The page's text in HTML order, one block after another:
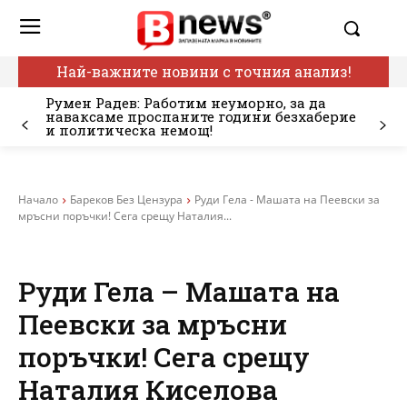
Най-важните новини с точния анализ!
Румен Радев: Работим неуморно, за да
наваксаме проспаните години безхаберие
и политическа немощ!
Начало Бареков Без Цензура
Руди Гела - Машата на Пеевски за
мръсни поръчки! Сега срещу Наталия...
Руди Гела – Машата на
Пеевски за мръсни
поръчки! Сега срещу
Наталия Киселова